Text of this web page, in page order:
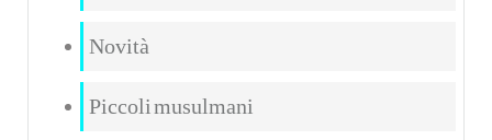
Novità
Piccoli musulmani